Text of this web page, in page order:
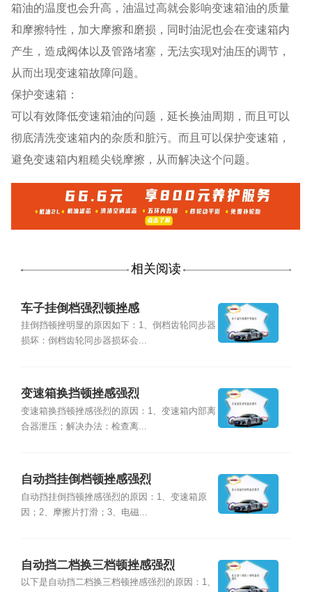
箱油的温度也会升高，油温过高就会影响变速箱油的质量
和摩擦特性，加大摩擦和磨损，同时油泥也会在变速箱内
产生，造成阀体以及管路堵塞，无法实现对油压的调节，
从而出现变速箱故障问题。
保护变速箱：
可以有效降低变速箱油的问题，延长换油周期，而且可以
彻底清洗变速箱内的杂质和脏污。而且可以保护变速箱，
避免变速箱内粗糙尖锐摩擦，从而解决这个问题。
相关阅读
车子挂倒档强烈顿挫感
挂倒挡顿挫明显的原因如下：1、倒档齿轮同步器
损坏：倒档齿轮同步器损坏会...
变速箱换挡顿挫感强烈
变速箱换挡顿挫感强烈的原因：1、变速箱内部离
合器泄压；解决办法：检查离...
自动挡挂倒档顿挫感强烈
自动挡挂倒挡顿挫感强烈的原因：1、变速箱原
因；2、摩擦片打滑；3、电磁...
自动挡二档换三档顿挫感强烈
以下是自动挡二档换三档顿挫感强烈的原因：1、